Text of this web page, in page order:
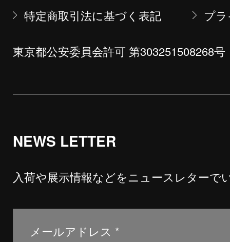
特定商取引法に基づく表記
プ
東京都公安委員会許可 第303251508268号
NEWS LETTER
入荷や展示情報などをニュースレターで